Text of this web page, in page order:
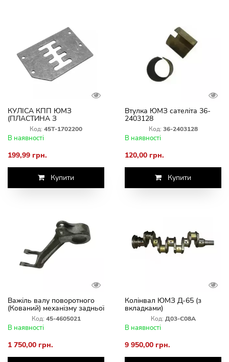
КУЛІСА КПП ЮМЗ
(ПЛАСТИНА З
ЖЕЛОБКАМИ)
Код: 45Т-1702200
В наявності
199,99 грн.
Купити
Втулка ЮМЗ сателіта 36-
2403128
Код: 36-2403128
В наявності
120,00 грн.
Купити
Важіль валу поворотного
(Кований) механізму задньої
навіски ЮМЗ зовнішній
лівий 45-4605021
Код: 45-4605021
В наявності
1 750,00 грн.
Колінвал ЮМЗ Д-65 (з
вкладками)
Код: Д03-С08А
В наявності
9 950,00 грн.